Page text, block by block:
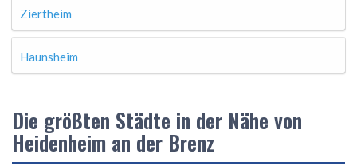
Ziertheim
Haunsheim
Die größten Städte in der Nähe von
Heidenheim an der Brenz